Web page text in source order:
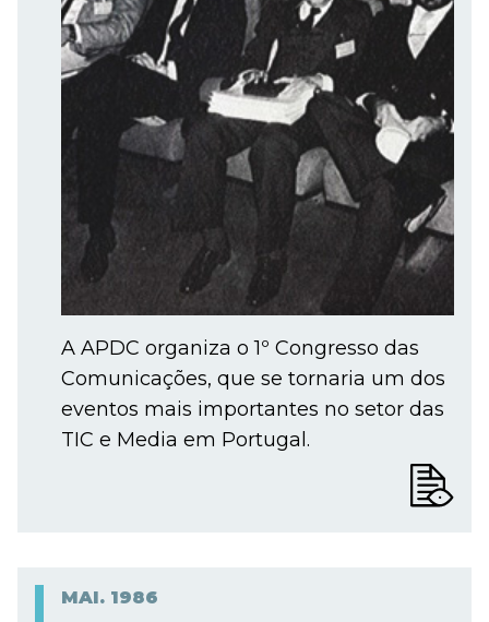
A APDC organiza o 1º Congresso das
Comunicações, que se tornaria um dos
eventos mais importantes no setor das
TIC e Media em Portugal.
MAI. 1986